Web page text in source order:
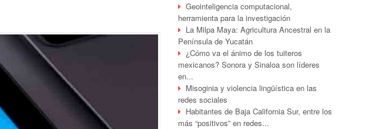
Geointeligencia computacional,
herramienta para la investigación
La Milpa Maya: Agricultura Ancestral en la
Península de Yucatán
¿Cómo va el ánimo de los tuiteros
mexicanos? Sonora y Sinaloa son líderes
en...
Misoginia y violencia lingüística en las
redes sociales
Habitantes de Baja California Sur, entre los
más “positivos” en redes...